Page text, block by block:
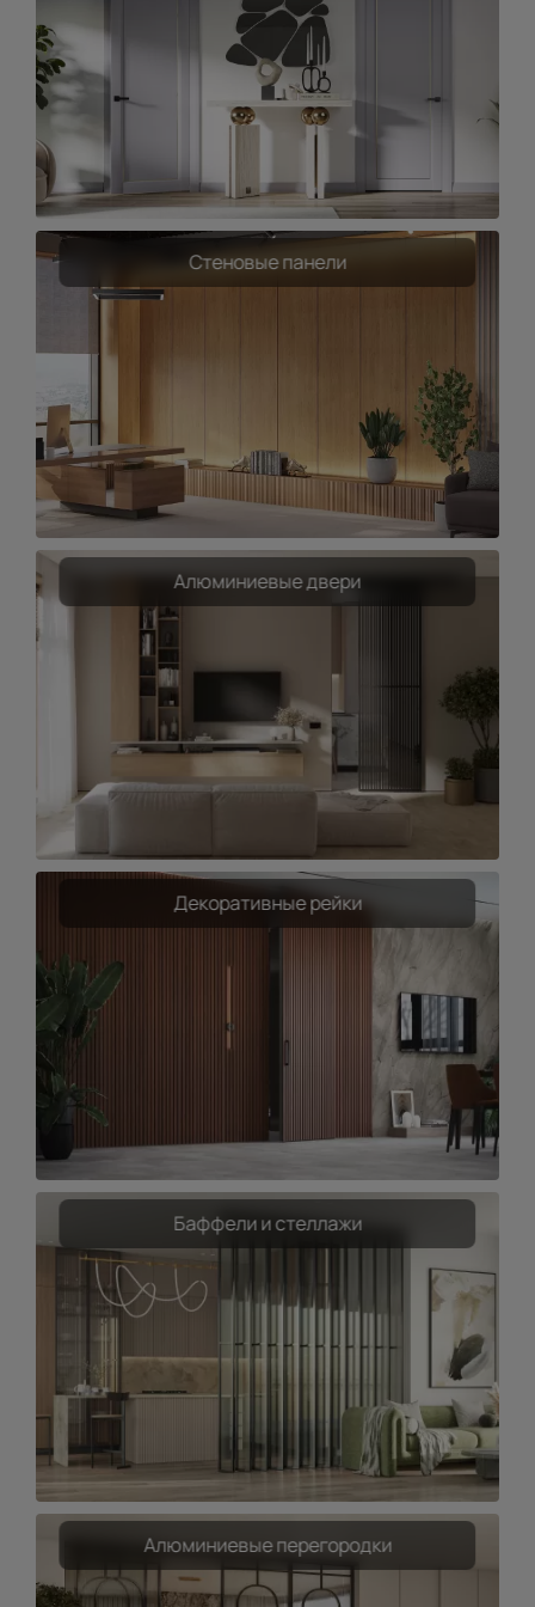
Стеновые панели
Алюминиевые двери
Декоративные рейки
Баффели и стеллажи
Алюминиевые перегородки